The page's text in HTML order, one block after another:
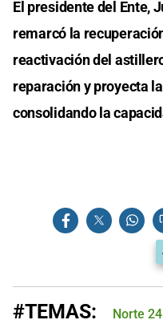
El presidente del Ente,
remarcó la
reactivación del
reparación y proyecta
consolidando la
#TEMAS: Norte 24